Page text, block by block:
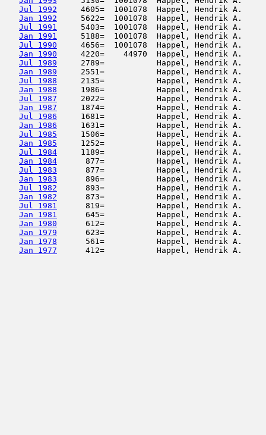
Jul 1992
4605=  1001078  Happel, Hendrik A.
Jan 1992
5622=  1001078  Happel, Hendrik
Jul 1991
5403=  1001078  Happel, Hendrik
Jan 1991
5188=  1001078  Happel, Hendrik A.
Jul 1990
4656=  1001078  Happel, Hendrik A.
Jan 1990
4220=    44970  Happel, Hendrik A.
Jul 1989
2789=           Happel, Hendrik A.
Jan 1989
2551=           Happel, Hendrik A.
Jul 1988
2135=           Happel,
Jan 1988
1986=           Happel, Hendrik A.
Jul 1987
2022=           Happel,
Jan 1987
1874=           Happel, Hendrik A.
Jul 1986
1681=           Happel,
Jan 1986
1631=           Happel,
Jul 1985
1506=           Happel, Hendrik A.
Jan 1985
1252=           Happel,
Jul 1984
1189=           Happel, Hendrik A.
Jan 1984
877=           Happel,
Jul 1983
877=           Happel,
Jan 1983
896=           Happel,
Jul 1982
893=           Happel,
Jan 1982
873=           Happel, Hendrik A.
Jul 1981
819=           Happel, Hendrik A.
Jan 1981
645=           Happel,
Jan 1980
612=           Happel,
Jan 1979
623=           Happel,
Jan 1978
561=           Happel, Hendrik A.
Jan 1977